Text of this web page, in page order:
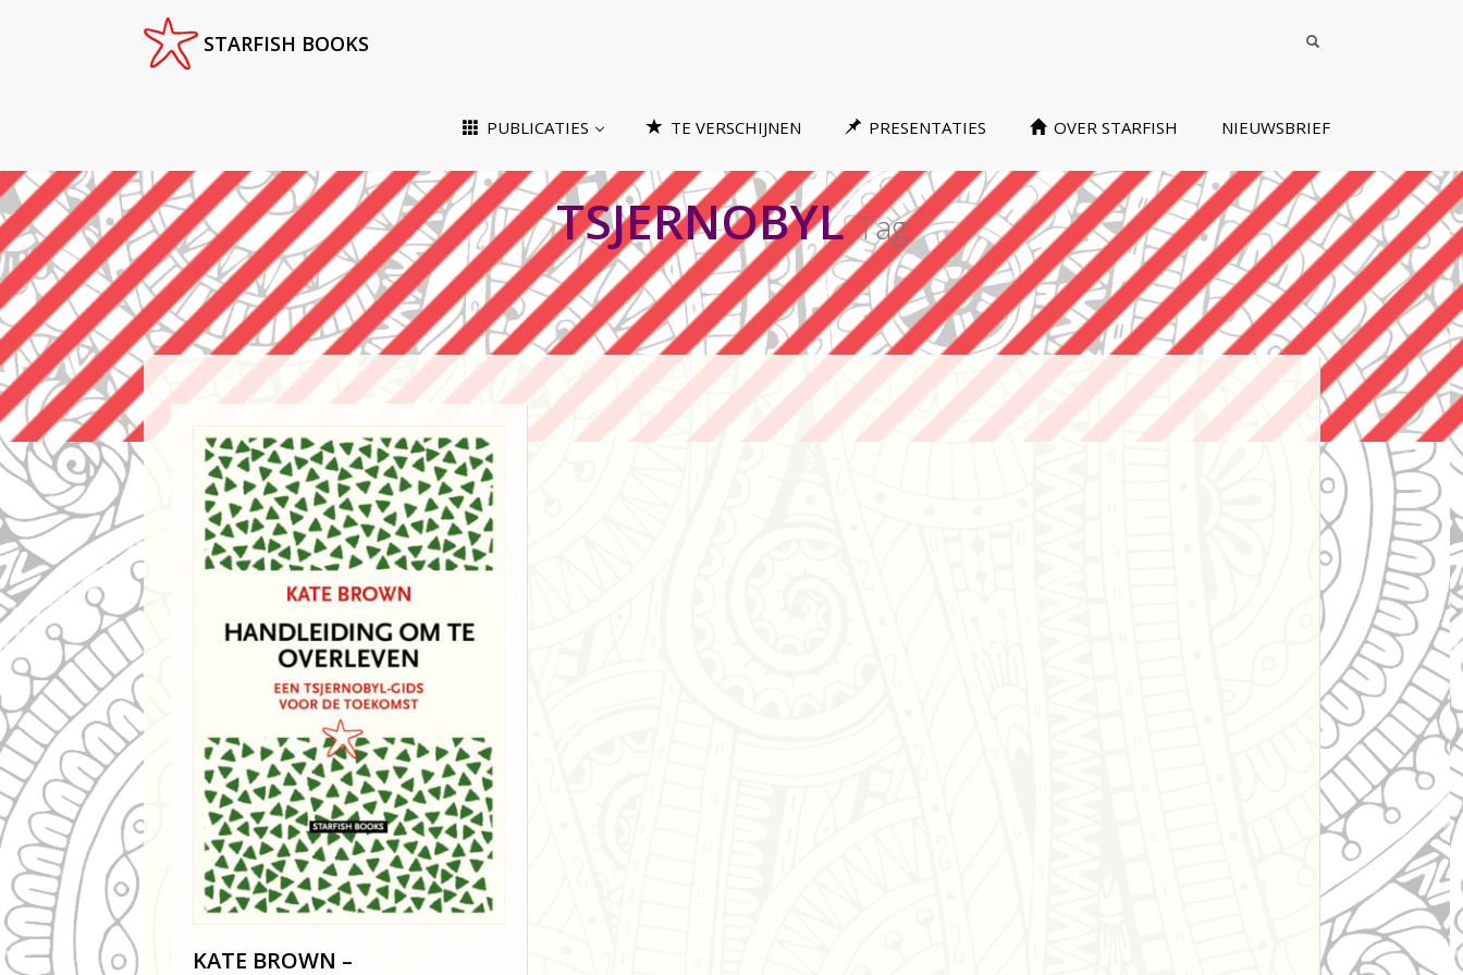
STARFISH BOOKS
Menu
PUBLICATIES TE VERSCHIJNEN PRESENTATIES OVER STARFISH NIEUWSBRIEF
TSJERNOBYLTag
KATE BROWN –